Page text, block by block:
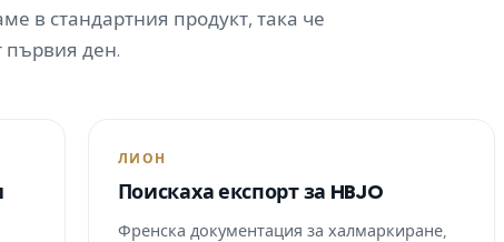
в стандартния продукт, така че
първия ден.
ЛИОН
Поискаха експорт за HBJO
Френска документация за халмаркиране,